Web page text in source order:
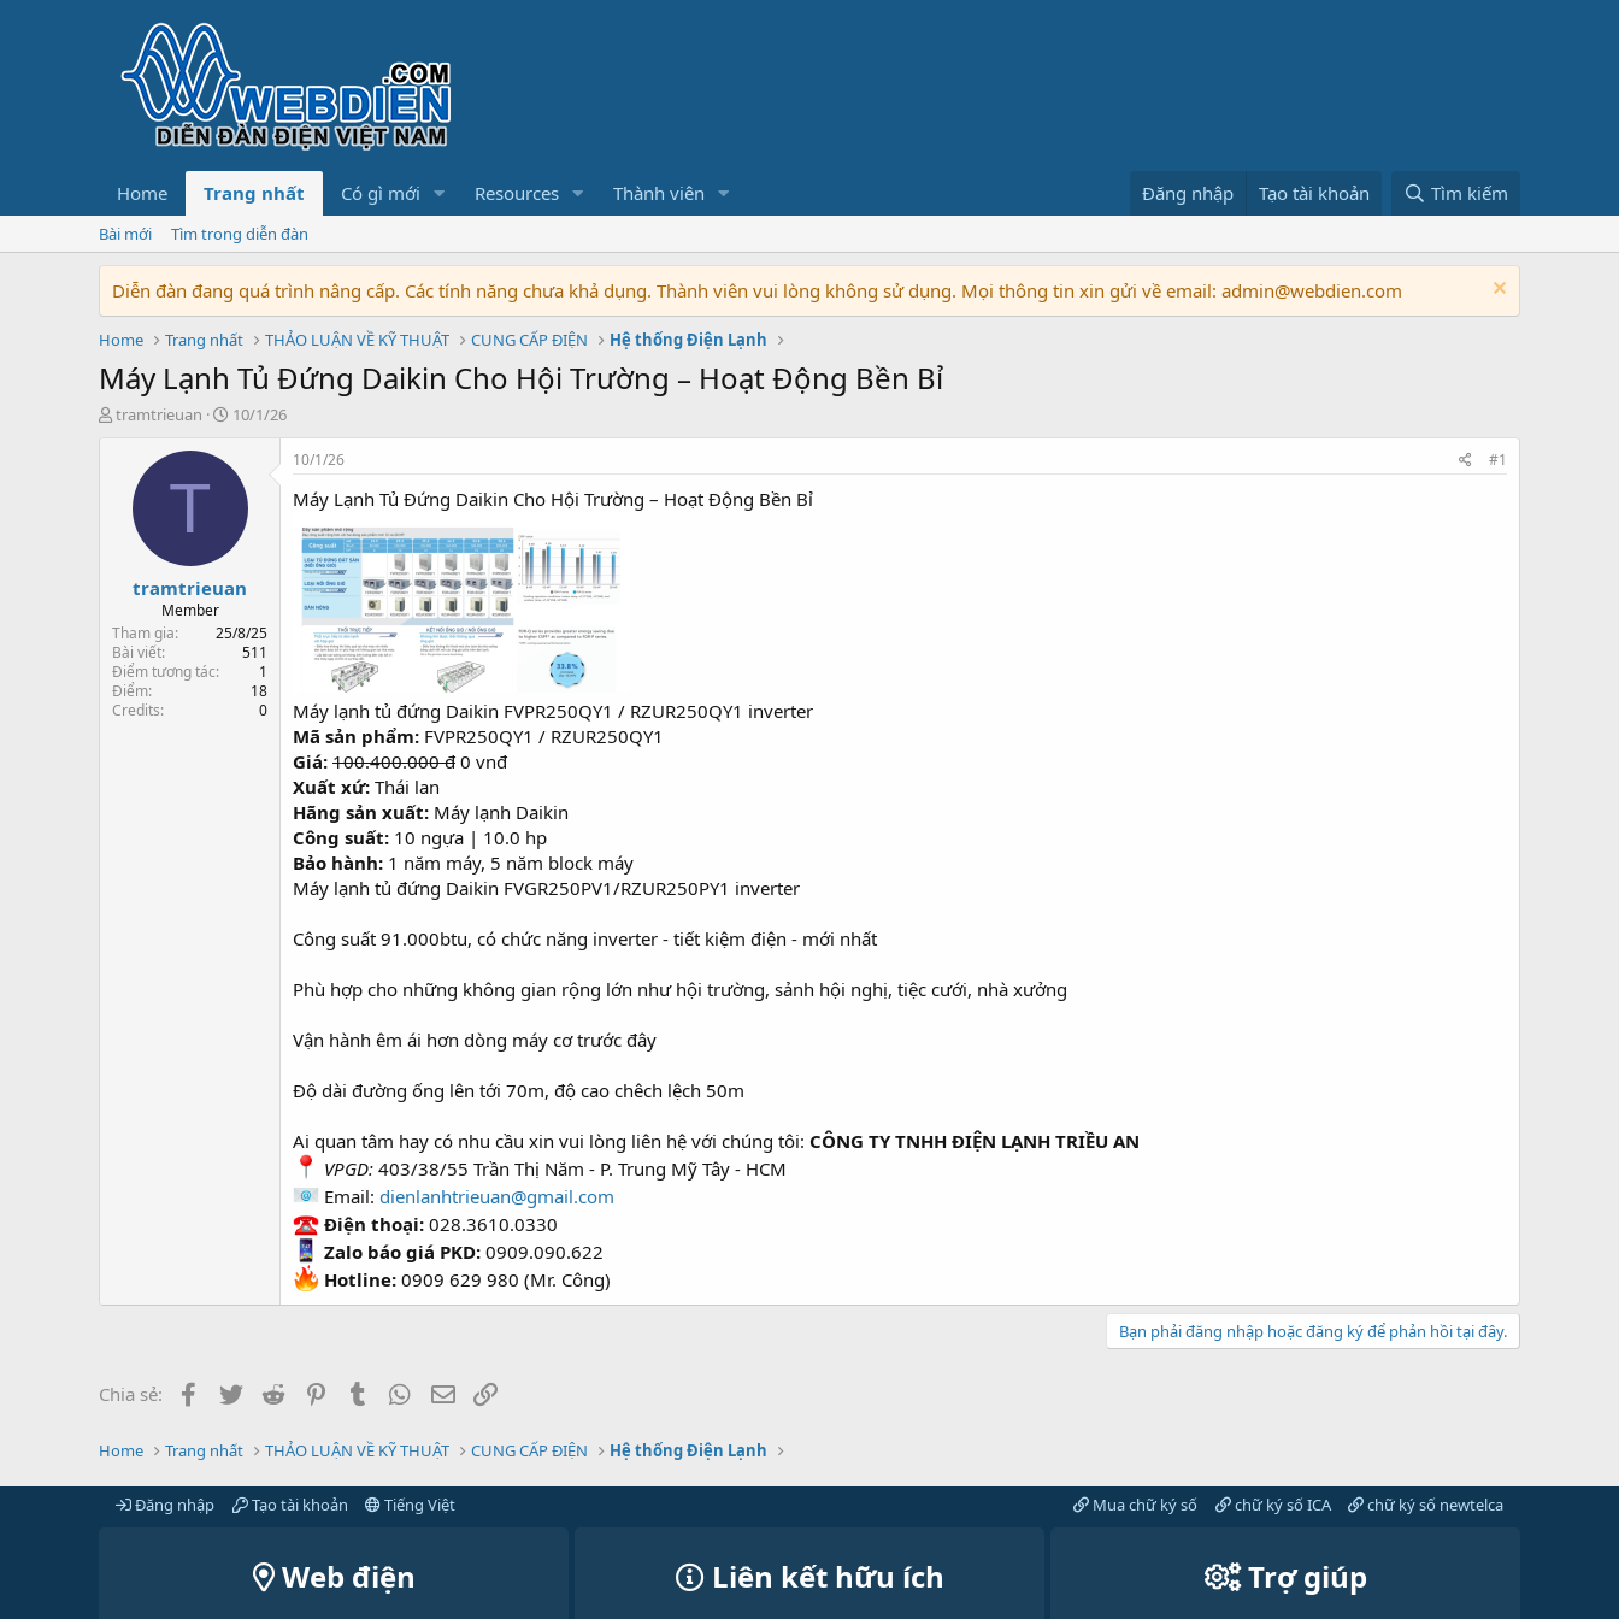
Home Trang nhất Có gì mới Resources Thành viên Đăng nhập Tạo tài khoản Tìm kiếm
Bài mới Tìm trong diễn đàn
Diễn đàn đang quá trình nâng cấp. Các tính năng chưa khả dụng. Thành viên vui lòng không sử dụng. Mọi thông tin xin gửi về email: admin@webdien.com
Home Trang nhất THẢO LUẬN VỀ KỸ THUẬT CUNG CẤP ĐIỆN Hệ thống Điện Lạnh
Máy Lạnh Tủ Đứng Daikin Cho Hội Trường – Hoạt Động Bền Bỉ
T
t
e
r
tramtrieuan
N
y
t
ầ
10/1/26
T
tramtrieuan
Member
Tham gia
25/8/25
Bài viết
511
Điểm tương tác
1
Điểm
18
Credits
0
10/1/26 #1
Máy Lạnh Tủ Đứng Daikin Cho Hội Trường – Hoạt Động Bền Bỉ
Máy lạnh tủ đứng Daikin FVPR250QY1 / RZUR250QY1 inverter
Mã sản phẩm: FVPR250QY1 / RZUR250QY1
Giá: 100.400.000 đ 0 vnđ
Xuất xứ: Thái lan
Hãng sản xuất: Máy lạnh Daikin
Công suất: 10 ngựa | 10.0 hp
Bảo hành: 1 năm máy, 5 năm block máy
Máy lạnh tủ đứng Daikin FVGR250PV1/RZUR250PY1 inverter
Công suất 91.000btu, có chức năng inverter - tiết kiệm điện - mới nhất
Phù hợp cho những không gian rộng lớn như hội trường, sảnh hội nghị, tiệc cưới, nhà xưởng
Vận hành êm ái hơn dòng máy cơ trước đây
Độ dài đường ống lên tới 70m, độ cao chêch lệch 50m
Ai quan tâm hay có nhu cầu xin vui lòng liên hệ với chúng tôi: CÔNG TY TNHH ĐIỆN LẠNH TRIỀU AN
VPGD: 403/38/55 Trần Thị Năm - P. Trung Mỹ Tây - HCM
Email: dienlanhtrieuan@gmail.com
Điện thoại: 028.3610.0330
Zalo báo giá PKD: 0909.090.622
Hotline: 0909 629 980 (Mr. Công)
Bạn phải đăng nhập hoặc đăng ký để phản hồi tại đây.
Chia sẻ: Facebook
Twitter Reddit PinterestTumblrWhatsApp
Email
Home Trang nhất THẢO LUẬN VỀ KỸ THUẬT CUNG CẤP ĐIỆN Hệ thống Điện Lạnh
Đăng nhập Tạo tài khoản Tiếng Việt Mua chữ ký số chữ ký số ICA chữ ký số newtelca
Web điện Liên kết hữu ích Trợ giúp